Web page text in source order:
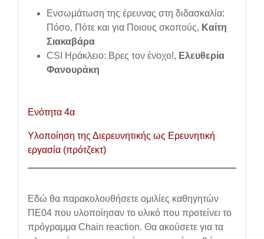
Ενσωμάτωση της έρευνας στη διδασκαλία:
Πόσο, Πότε και για Ποιους σκοπούς, Καίτη
Σιακαβάρα
CSI Ηράκλειο: Βρες τον ένοχο!, Ελευθερία
Φανουράκη
Ενότητα 4α
Υλοποίηση της Διερευνητικής ως Ερευνητική
εργασία (πρότζεκτ)
Εδώ θα παρακολουθήσετε ομιλίες καθηγητών
ΠΕ04 που υλοποίησαν το υλικό που προτείνει το
πρόγραμμα Chain reaction. Θα ακούσετε για τα